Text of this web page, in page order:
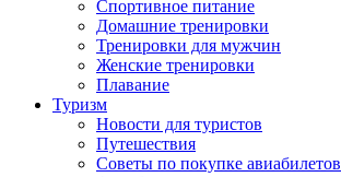
Спортивное питание
Домашние тренировки
Тренировки для мужчин
Женские тренировки
Плавание
Туризм
Новости для туристов
Путешествия
Советы по покупке авиабилетов